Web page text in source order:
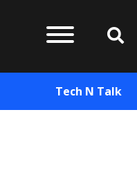
Tech N Talk